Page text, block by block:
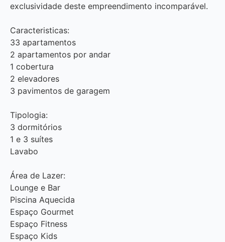
exclusividade deste empreendimento incomparável.
Caracteristicas:
33 apartamentos
2 apartamentos por andar
1 cobertura
2 elevadores
3 pavimentos de garagem
Tipologia:
3 dormitórios
1 e 3 suítes
Lavabo
Área de Lazer:
Lounge e Bar
Piscina Aquecida
Espaço Gourmet
Espaço Fitness
Espaço Kids